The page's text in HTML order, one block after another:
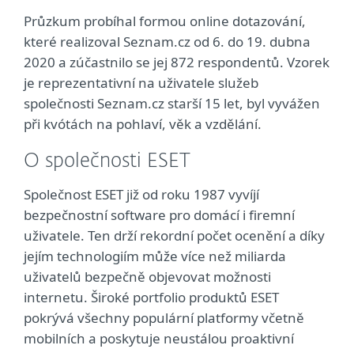
Průzkum probíhal formou online dotazování,
které realizoval Seznam.cz od 6. do 19. dubna
2020 a zúčastnilo se jej 872 respondentů. Vzorek
je reprezentativní na uživatele služeb
společnosti Seznam.cz starší 15 let, byl vyvážen
při kvótách na pohlaví, věk a vzdělání.
O společnosti ESET
Společnost ESET již od roku 1987 vyvíjí
bezpečnostní software pro domácí i firemní
uživatele. Ten drží rekordní počet ocenění a díky
jejím technologiím může více než miliarda
uživatelů bezpečně objevovat možnosti
internetu. Široké portfolio produktů ESET
pokrývá všechny populární platformy včetně
mobilních a poskytuje neustálou proaktivní